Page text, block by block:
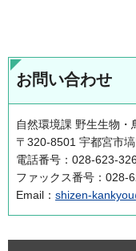
お問い合わせ
自然環境課 野生生物・
〒320-8501 宇都宮市
電話番号：028-623-
ファックス番号：028-
Email： shizen-